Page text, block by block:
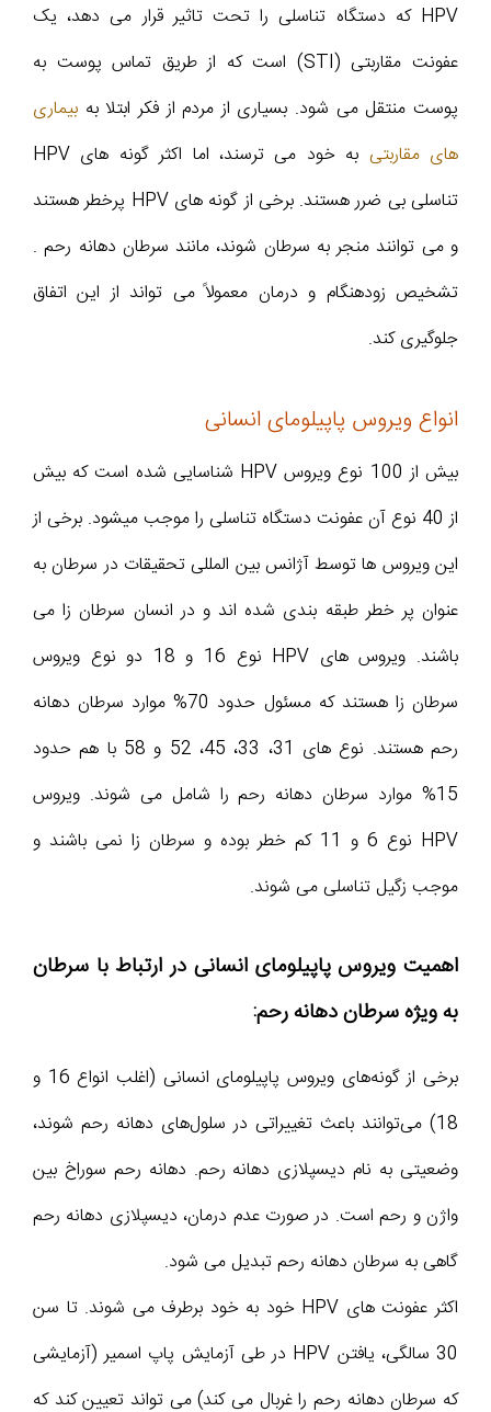
HPV که دستگاه تناسلی را تحت تاثیر قرار می دهد، یک
عفونت مقاربتی (STI) است که از طریق تماس پوست به
پوست منتقل می شود. بسیاری از مردم از فکر ابتلا به بیماری
های مقاربتی
به خود می ترسند، اما اکثر گونه های HPV
تناسلی بی ضرر هستند. برخی از گونه های HPV پرخطر هستند
و می توانند منجر به سرطان شوند، مانند سرطان دهانه رحم .
تشخیص زودهنگام و درمان معمولاً می تواند از این اتفاق
جلوگیری کند.
انواع ویروس پاپیلومای انسانی
بیش از 100 نوع ویروس HPV شناسایی شده است که بیش
از 40 نوع آن عفونت دستگاه تناسلی را موجب میشود. برخی از
این ویروس ها توسط آژانس بین المللی تحقیقات در سرطان به
عنوان پر خطر طبقه بندی شده اند و در انسان سرطان زا می
باشند. ویروس های HPV نوع 16 و 18 دو نوع ویروس
سرطان زا هستند که مسئول حدود 70% موارد سرطان دهانه
رحم هستند. نوع های 31، 33، 45، 52 و 58 با هم حدود
15% موارد سرطان دهانه رحم را شامل می شوند. ویروس
HPV نوع 6 و 11 کم خطر بوده و سرطان زا نمی باشند و
موجب زگیل تناسلی می شوند.
اهمیت ویروس پاپیلومای انسانی در ارتباط با سرطان
به ویژه سرطان دهانه رحم:
برخی از گونه‌های ویروس پاپیلومای انسانی (اغلب انواع 16 و
18) می‌توانند باعث تغییراتی در سلول‌های دهانه رحم شوند،
وضعیتی به نام دیسپلازی دهانه رحم. دهانه رحم سوراخ بین
واژن و رحم است. در صورت عدم درمان، دیسپلازی دهانه رحم
گاهی به سرطان دهانه رحم تبدیل می شود.
اکثر عفونت های HPV خود به خود برطرف می شوند. تا سن
30 سالگی، یافتن HPV در طی آزمایش پاپ اسمیر (آزمایشی
که سرطان دهانه رحم را غربال می کند) می تواند تعیین کند که